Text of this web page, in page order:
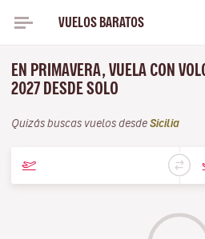
VUELOS BARATOS
EN PRIMAVERA, VUELA CON
2027 DESDE SOLO
Quizás buscas vuelos desde Sicilia